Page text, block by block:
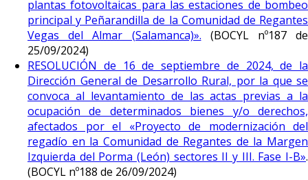
plantas fotovoltaicas para las estaciones de bombeo
principal y Peñarandilla de la Comunidad de Regantes
Vegas del Almar (Salamanca)». (BOCYL nº187 de
25/09/2024)
RESOLUCIÓN de 16 de septiembre de 2024, de la
Dirección General de Desarrollo Rural, por la que se
convoca al levantamiento de las actas previas a la
ocupación de determinados bienes y/o derechos,
afectados por el «Proyecto de modernización del
regadío en la Comunidad de Regantes de la Margen
Izquierda del Porma (León) sectores II y III. Fase I-B».
(BOCYL nº188 de 26/09/2024)